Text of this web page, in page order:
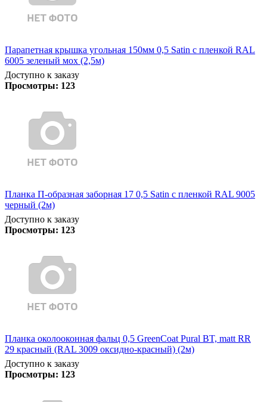
Парапетная крышка угольная 150мм 0,5 Satin с пленкой RAL
6005 зеленый мох (2,5м)
Доступно к заказу
Просмотры: 123
Планка П-образная заборная 17 0,5 Satin с пленкой RAL 9005
черный (2м)
Доступно к заказу
Просмотры: 123
Планка околооконная фальц 0,5 GreenCoat Pural BT, matt RR
29 красный (RAL 3009 оксидно-красный) (2м)
Доступно к заказу
Просмотры: 123